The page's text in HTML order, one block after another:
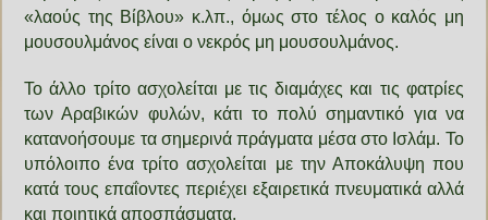
«λαούς της Βίβλου» κ.λπ., όμως στο τέλος ο καλός μη
μουσουλμάνος είναι ο νεκρός μη μουσουλμάνος.
Το άλλο τρίτο ασχολείται με τις διαμάχες και τις φατρίες
των Αραβικών φυλών, κάτι το πολύ σημαντικό για να
κατανοήσουμε τα σημερινά πράγματα μέσα στο Ισλάμ. Το
υπόλοιπο ένα τρίτο ασχολείται με την Αποκάλυψη που
κατά τους επαΐοντες περιέχει εξαιρετικά πνευματικά αλλά
και ποιητικά αποσπάσματα.